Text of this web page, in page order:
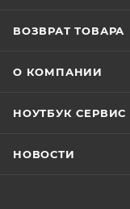
ВОЗВРАТ ТОВАРА
О КОМПАНИИ
НОУТБУК СЕРВИС
НОВОСТИ